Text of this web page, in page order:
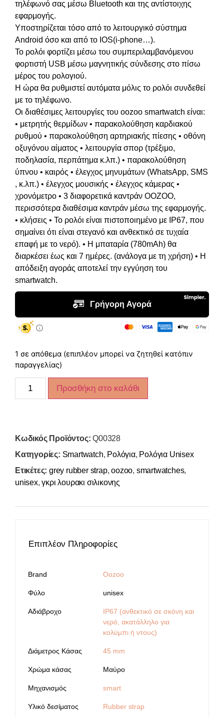
τηλέφωνό σας μέσω Bluetooth και της αντίστοιχης
εφαρμογής.
Υποστηρίζεται τόσο από το λειτουργικό σύστημα
Android όσο και από το IOS(i-phone…).
Το ρολόι φορτίζει μέσω του συμπεριλαμβανόμενου
φορτιστή USB μέσω μαγνητικής σύνδεσης στο πίσω
μέρος του ρολογιού.
Η ώρα θα ρυθμιστεί αυτόματα μόλις το ρολόι συνδεθεί
με το τηλέφωνο.
Οι διαθέσιμες λειτουργίες του oozoo smartwatch είναι:
• μετρητής θερμίδων • παρακολούθηση καρδιακού
ρυθμού • παρακολούθηση αρτηριακής πίεσης • οθόνη
οξυγόνου αίματος • λειτουργία σπορ (τρέξιμο,
ποδηλασία, περπάτημα κ.λπ.) • παρακολούθηση
ύπνου • καιρός • έλεγχος μηνυμάτων (WhatsApp, SMS
, κ.λπ.) • έλεγχος μουσικής • έλεγχος κάμερας •
χρονόμετρο • 3 διαφορετικά καντράν OOZOO,
περισσότερα διαθέσιμα καντράν μέσω της εφαρμογής.
• κλήσεις • Το ρολόι είναι πιστοποιημένο με IP67, που
σημαίνει ότι είναι στεγανό και ανθεκτικό σε τυχαία
επαφή με το νερό). • Η μπαταρία (780mAh) θα
διαρκέσει έως και 7 ημέρες. (ανάλογα με τη χρήση) • Η
απόδειξη αγοράς αποτελεί την εγγύηση του
smartwatch.
1 σε απόθεμα (επιπλέον μπορεί να ζητηθεί κατόπιν
παραγγελίας)
Προσθήκη στο καλάθι
Κωδικός Προϊόντος:Q00328
Κατηγορίες: Smartwatch, Ρολόγια, Ρολόγια Unisex
Ετικέτες: grey rubber strap,oozoo, smartwatches,
unisex,γκρι λουρακι σιλικονης
Επιπλέον Πληροφορίες
Brand Oozoo
Φύλο unisex
Αδιάβροχο
IP67 (ανθεκτικό σε σκόνη και
νερό, ακατάλληλο για
κολύμπι ή ντους)
Διάμετρος Κάσας 45 mm
Χρώμα κάσας Μαύρο
Μηχανισμός smart
Υλικό δεσίματος Rubber strap